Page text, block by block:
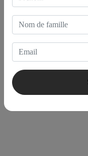
Bord de l'eau
Carte